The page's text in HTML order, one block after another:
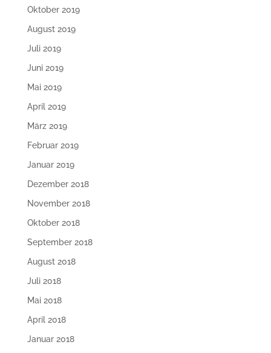
Oktober 2019
August 2019
Juli 2019
Juni 2019
Mai 2019
April 2019
März 2019
Februar 2019
Januar 2019
Dezember 2018
November 2018
Oktober 2018
September 2018
August 2018
Juli 2018
Mai 2018
April 2018
Januar 2018